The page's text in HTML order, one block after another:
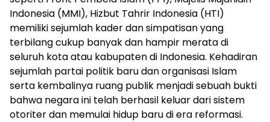
Indonesia (MMI), Hizbut Tahrir Indonesia (HTI)
memiliki sejumlah kader dan simpatisan yang
terbilang cukup banyak dan hampir merata di
seluruh kota atau kabupaten di Indonesia. Kehadiran
sejumlah partai politik baru dan organisasi Islam
serta kembalinya ruang publik menjadi sebuah bukti
bahwa negara ini telah berhasil keluar dari sistem
otoriter dan memulai hidup baru di era reformasi.